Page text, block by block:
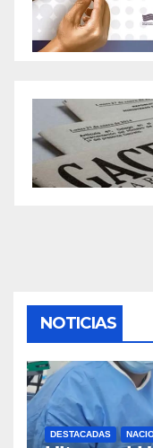
NOTICIAS
DESTACADAS